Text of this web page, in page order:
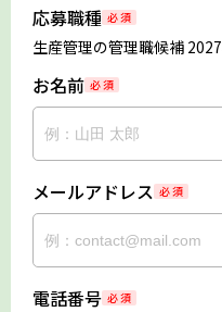
応募職種 必 須
生産管理の管理職候補
お名前 必 須
メールアドレス 必 須
電話番号 必 須